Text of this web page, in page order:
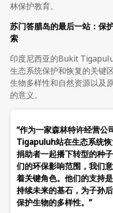
林保护教育。
苏门答腊岛的最后一站：保
索
印度尼西亚的Bukit
生态系统保护和恢复的关键
生物多样性和自然资源以及
的意义。
“作为一家森林特许经营
Tigapuluh站在生态系统
捐助者一起播下转型的种
们的环保影响范围，我们
着关键角色。他们的支持
持续未来的基石，为子孙
保护生物的多样性。”